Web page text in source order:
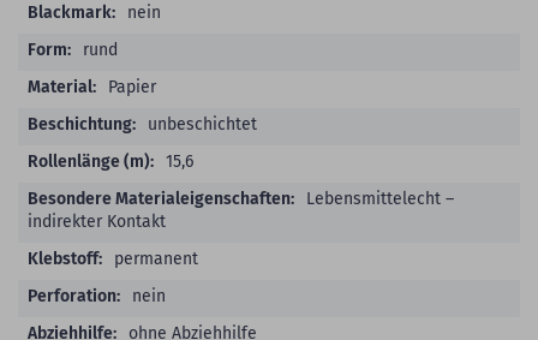
nein
rund
Papier
unbeschichtet
15,6
Lebensmittelecht –
indirekter Kontakt
permanent
nein
ohne Abziehhilfe